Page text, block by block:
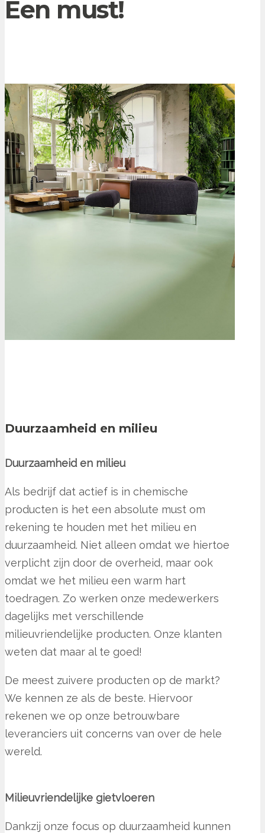
Een must!
Duurzaamheid en milieu
Duurzaamheid en milieu
Als bedrijf dat actief is in chemische
producten is het een absolute must om
rekening te houden met het milieu en
duurzaamheid. Niet alleen omdat we hiertoe
verplicht zijn door de overheid, maar ook
omdat we het milieu een warm hart
toedragen. Zo werken onze medewerkers
dagelijks met verschillende
milieuvriendelijke producten. Onze klanten
weten dat maar al te goed!
De meest zuivere producten op de markt?
We kennen ze als de beste. Hiervoor
rekenen we op onze betrouwbare
leveranciers uit concerns van over de hele
wereld.
Milieuvriendelijke gietvloeren
Dankzij onze focus op duurzaamheid kunnen